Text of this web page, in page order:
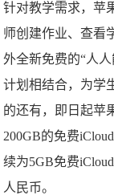
针对教学需求，苹
师创建作业、查看
外全新免费的“人
计划相结合，为学
的还有，即日起苹
200GB的免费
续为5GB免费
人民币。